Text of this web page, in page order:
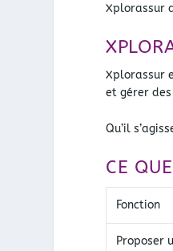
Xplorassur
Xplorassur
et gérer
Qu’il
CE
Fonction
Proposer